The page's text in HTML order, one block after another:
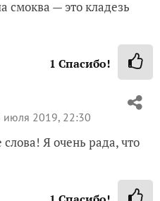
смоква — это кладезь
1 Спасибо!
июля 2019, 22:30
Я очень рада, что